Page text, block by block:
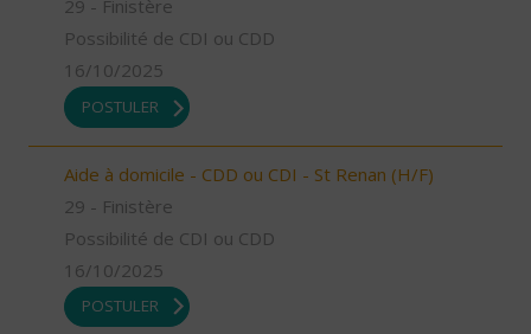
29 - Finistère
Possibilité de CDI ou CDD
16/10/2025
POSTULER
Aide à domicile - CDD ou CDI - St Renan (H/F)
29 - Finistère
Possibilité de CDI ou CDD
16/10/2025
POSTULER